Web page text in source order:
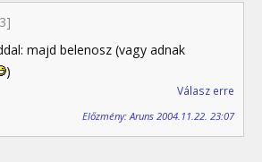
majd belenosz (vagy adnak
)
Válasz erre
Előzmény: Aruns 2004.11.22. 23:07